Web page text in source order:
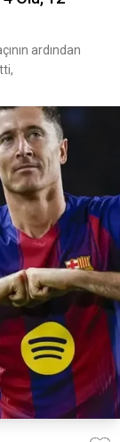
ardından